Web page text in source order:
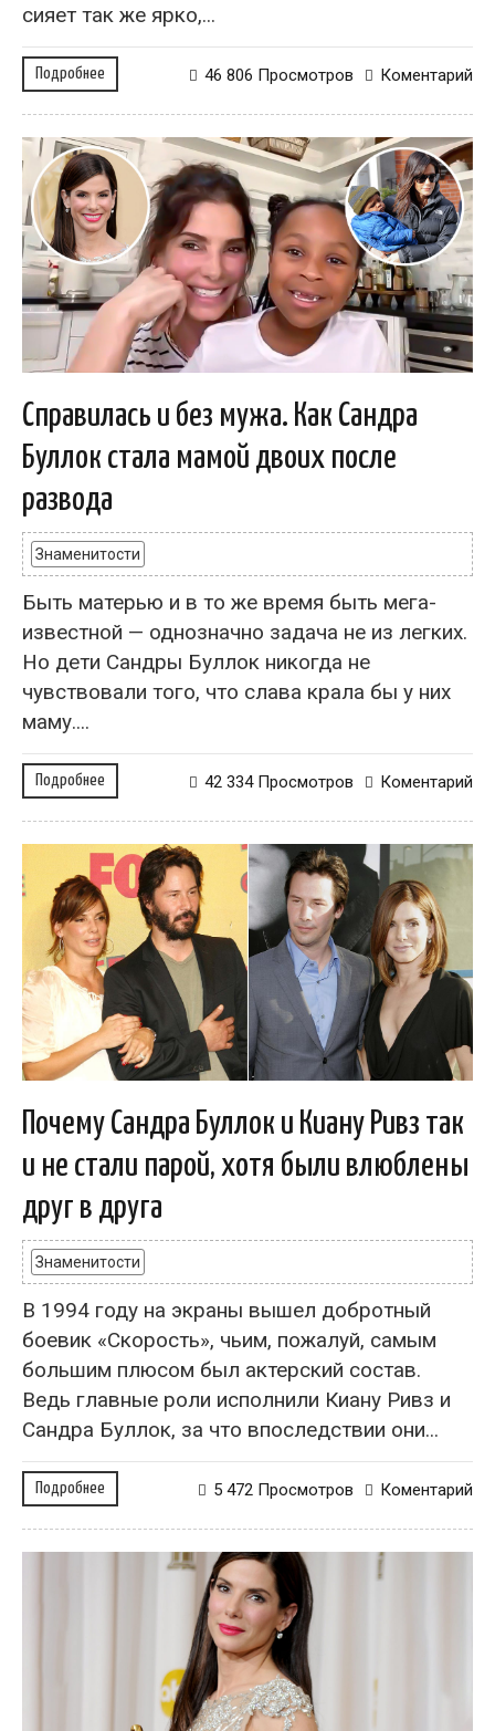
сияет так же ярко,...
Подробнее Коментарий
46 806 Просмотров
Справилась и без мужа. Как Сандра
Буллок стала мамой двоих после
развода
Знаменитости
Быть матерью и в то же время быть мега-
известной — однозначно задача не из легких.
Но дети Сандры Буллок никогда не
чувствовали того, что слава крала бы у них
маму....
Подробнее Коментарий
42 334 Просмотров
Почему Сандра Буллок и Киану Ривз так
и не стали парой, хотя были влюблены
друг в друга
Знаменитости
В 1994 году на экраны вышел добротный
боевик «Скорость», чьим, пожалуй, самым
большим плюсом был актерский состав.
Ведь главные роли исполнили Киану Ривз и
Сандра Буллок, за что впоследствии они...
Подробнее Коментарий
5 472 Просмотров